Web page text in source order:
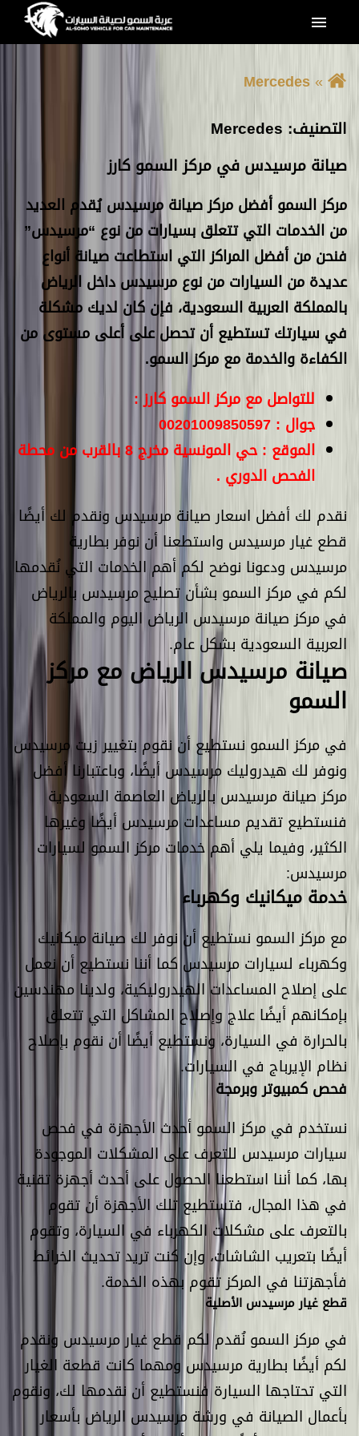
Mercedes
التصنيف: Mercedes
صيانة مرسيدس في مركز السمو كارز
مركز السمو أفضل مركز صيانة مرسيدس يُقدم العديد
من الخدمات التي تتعلق بسيارات من نوع “مرسيدس”
فنحن من أفضل المراكز التي استطاعت صيانة أنواع
عديدة من السيارات من نوع مرسيدس داخل الرياض
بالمملكة العربية السعودية، فإن كان لديك مشكلة
في سيارتك تستطيع أن تحصل على أعلى مستوى من
الكفاءة والخدمة مع مركز السمو.
للتواصل مع مركز السمو كارز :
جوال : 00201009850597
الموقع : حي المونسية مخرج 8 بالقرب من محطة
الفحص الدوري .
نقدم لك أفضل اسعار صيانة مرسيدس ونقدم لك أيضًا
قطع غيار مرسيدس واستطعنا أن نوفر بطارية
مرسيدس ودعونا نوضح لكم أهم الخدمات التي نُقدمها
لكم في مركز السمو بشأن تصليح مرسيدس بالرياض
في مركز صيانة مرسيدس الرياض اليوم والمملكة
العربية السعودية بشكل عام.
صيانة مرسيدس الرياض مع مركز
السمو
في مركز السمو نستطيع أن نقوم بتغيير زيت مرسيدس
ونوفر لك هيدروليك مرسيدس أيضًا، وباعتبارنا أفضل
مركز صيانة مرسيدس بالرياض العاصمة السعودية
فنستطيع تقديم مساعدات مرسيدس أيضًا وغيرها
الكثير، وفيما يلي أهم خدمات مركز السمو لسيارات
مرسيدس:
خدمة ميكانيك وكهرباء
مع مركز السمو نستطيع أن نوفر لك صيانة ميكانيك
وكهرباء لسيارات مرسيدس كما أننا نستطيع أن نعمل
على إصلاح المساعدات الهيدروليكية، ولدينا مهندسين
بإمكانهم أيضًا علاج وإصلاح المشاكل التي تتعلق
بالحرارة في السيارة، ونستطيع أيضًا أن نقوم بإصلاح
نظام الإيرباج في السيارات.
فحص كمبيوتر وبرمجة
نستخدم في مركز السمو أحدث الأجهزة في فحص
سيارات مرسيدس للتعرف على المشكلات الموجودة
بها، كما أننا استطعنا الحصول على أحدث أجهزة تقنية
في هذا المجال، فتستطيع تلك الأجهزة أن تقوم
بالتعرف على مشكلات الكهرباء في السيارة، وتقوم
أيضًا بتعريب الشاشات، وإن كنت تريد تحديث الخرائط
فأجهزتنا في المركز تقوم بهذه الخدمة.
قطع غيار مرسيدس الأصلية
في مركز السمو نُقدم لكم قطع غيار مرسيدس ونقدم
لكم أيضًا بطارية مرسيدس ومهما كانت قطعة الغيار
التي تحتاجها السيارة فنستطيع أن نقدمها لك، ونقوم
بأعمال الصيانة في ورشة مرسيدس الرياض بأسعار